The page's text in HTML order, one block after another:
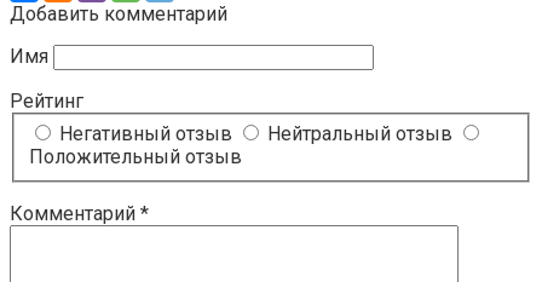
Добавить комментарий
Имя
Рейтинг
Негативный отзыв
Нейтральный отзыв
Положительный отзыв
Комментарий *